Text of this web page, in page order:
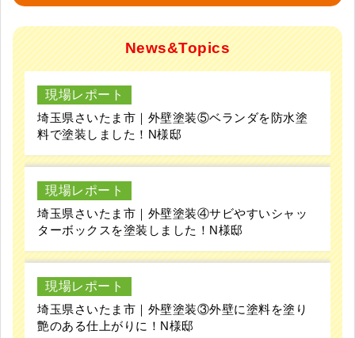
News&Topics
現場レポート
埼玉県さいたま市｜外壁塗装⑤ベランダを防水塗
料で塗装しました！N様邸
現場レポート
埼玉県さいたま市｜外壁塗装④サビやすいシャッ
ターボックスを塗装しました！N様邸
現場レポート
埼玉県さいたま市｜外壁塗装③外壁に塗料を塗り
艶のある仕上がりに！N様邸